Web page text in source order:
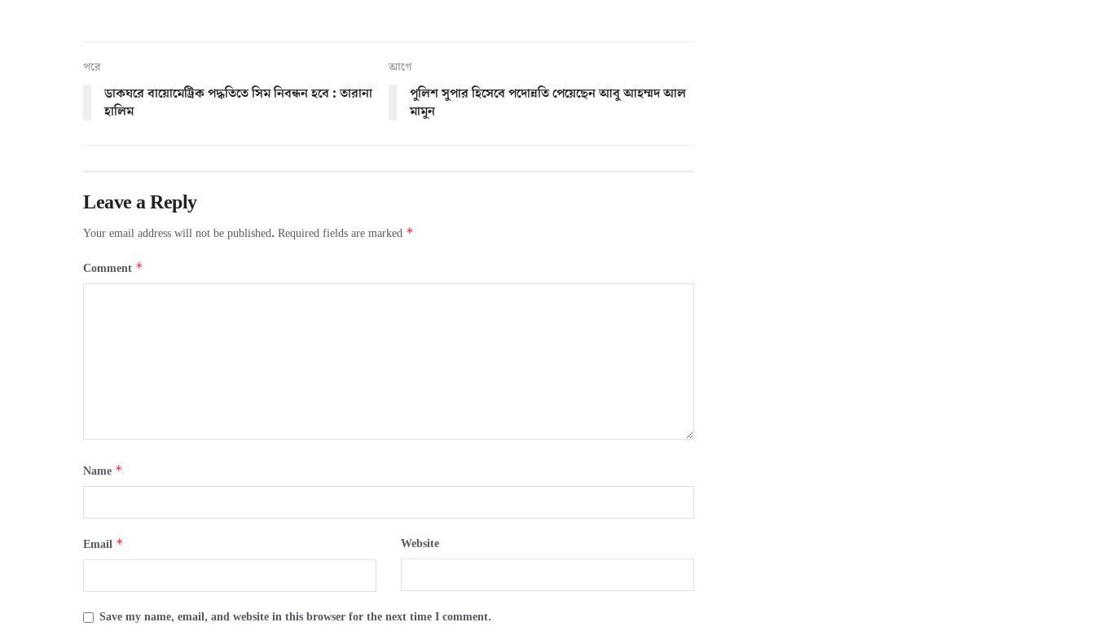
পরে
ডাকঘরে বায়োমেট্রিক পদ্ধতিতে সিম নিবন্ধন হবে : তারানা
হালিম
আগে
পুলিশ সুপার হিসেবে পদোন্নতি পেয়েছেন আবু আহম্মদ আল
মামুন
Leave a Reply
Your email address will not be published. Required fields are marked *
Comment *
Name *
Email * Website
Save my name, email, and website in this browser for the next time I comment.